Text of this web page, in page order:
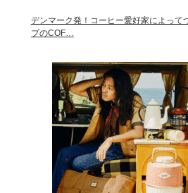
デンマーク発！コーヒー愛好家によって
プのCOF…